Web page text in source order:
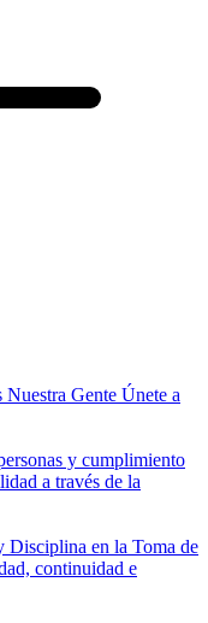
Nuestra Gente Únete a
y cumplimiento
a través de la
Disciplina en la Toma de
continuidad e